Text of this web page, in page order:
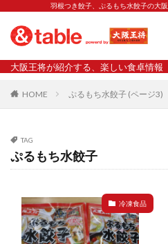
羽根つき餃子、ぷるもち水餃子の大
大阪王将が紹介する、楽しい食卓情報
HOME ぷるもち水餃子 (ページ3)
TAG
ぷるもち水餃子
冷凍食品
タグ
2023新商品 炒飯の素
減塩
渡韓 渡韓ごっこ
焼売と飲みたい
白くなる
小籠包
大阪王将 背徳のバターすぎるぎょ
宇都宮
宮崎辛麺 宮
昇華
居酒屋 弁当